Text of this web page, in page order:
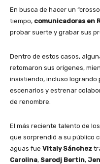
En busca de hacer un
tiempo, comunicadoras en
probar suerte y grabar sus
Dentro de estos casos,
retomaron sus orígenes,
insistiendo, incluso
escenarios y estrenar
de renombre.
El más reciente talento de
que sorprendió a su público
aguas fue Vitaly Sánchez
Carolina, Sarodj Bertin,